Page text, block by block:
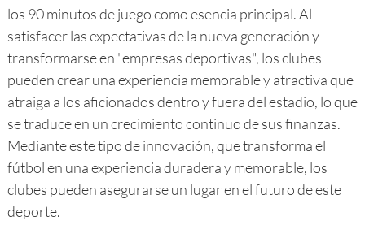
los 90 minutos de juego como esencia principal. Al
satisfacer las expectativas de la nueva generación y
transformarse en "empresas deportivas", los clubes
pueden crear una experiencia memorable y atractiva que
atraiga a los aficionados dentro y fuera del estadio, lo que
se traduce en un crecimiento continuo de sus finanzas.
Mediante este tipo de innovación, que transforma el
fútbol en una experiencia duradera y memorable, los
clubes pueden asegurarse un lugar en el futuro de este
deporte.